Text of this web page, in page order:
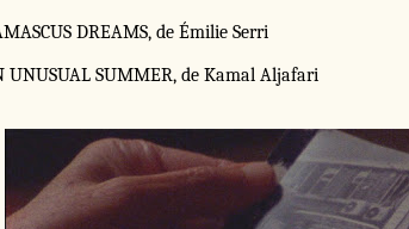
DREAMS, de Émilie Serri
UNUSUAL SUMMER, de Kamal Aljafari